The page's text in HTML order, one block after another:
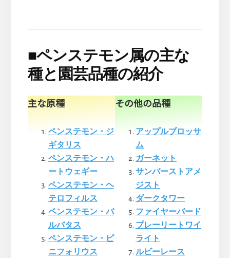
■ペンステモン属の主な
種と園芸品種の紹介
主な原種
ペンステモン・ジ
ギタリス
ペンステモン・ハ
ートウェギー
ペンステモン・ヘ
テロフィルス
ペンステモン・バ
ルバタス
ペンステモン・ピ
ニフォリウス
その他の品種
アップルブロッサ
ム
ガーネット
サンバーストアメ
ジスト
ダークタワー
ファイヤーバード
プレーリートワイ
ライト
ルビーレース